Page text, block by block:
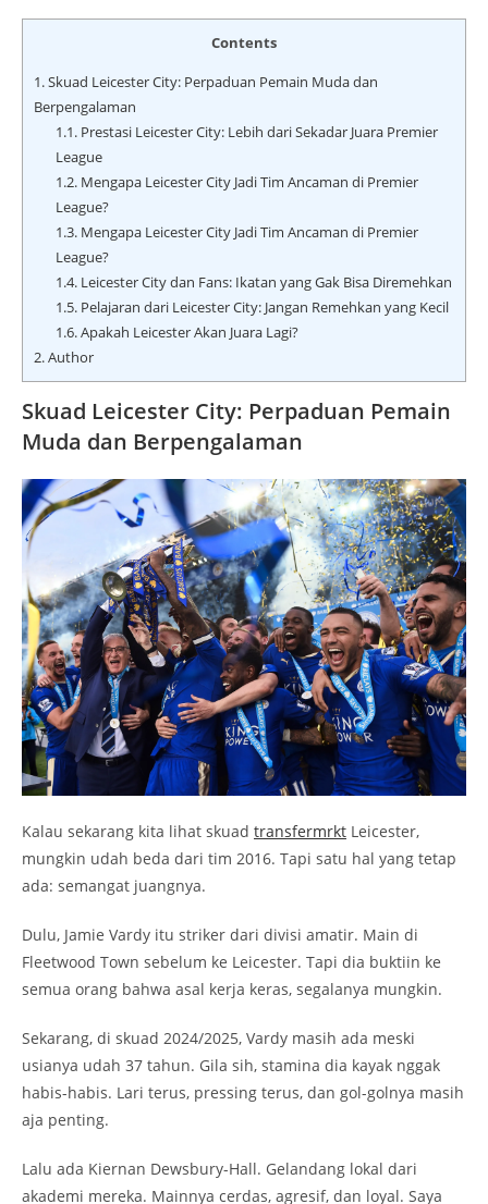
Contents
1.Skuad Leicester City: Perpaduan Pemain Muda dan
Berpengalaman
1.1.Prestasi Leicester City: Lebih dari Sekadar Juara Premier
League
1.2.Mengapa Leicester City Jadi Tim Ancaman di Premier
League?
1.3.Mengapa Leicester City Jadi Tim Ancaman di Premier
League?
1.4.Leicester City dan Fans: Ikatan yang Gak Bisa Diremehkan
1.5.Pelajaran dari Leicester City: Jangan Remehkan yang Kecil
1.6.Apakah Leicester Akan Juara Lagi?
2.Author
Skuad Leicester City: Perpaduan Pemain
Muda dan Berpengalaman
Kalau sekarang kita lihat skuad transfermrkt Leicester,
mungkin udah beda dari tim 2016. Tapi satu hal yang tetap
ada: semangat juangnya.
Dulu, Jamie Vardy itu striker dari divisi amatir. Main di
Fleetwood Town sebelum ke Leicester. Tapi dia buktiin ke
semua orang bahwa asal kerja keras, segalanya mungkin.
Sekarang, di skuad 2024/2025, Vardy masih ada meski
usianya udah 37 tahun. Gila sih, stamina dia kayak nggak
habis-habis. Lari terus, pressing terus, dan gol-golnya masih
aja penting.
Lalu ada Kiernan Dewsbury-Hall. Gelandang lokal dari
akademi mereka. Mainnya cerdas, agresif, dan loyal. Saya